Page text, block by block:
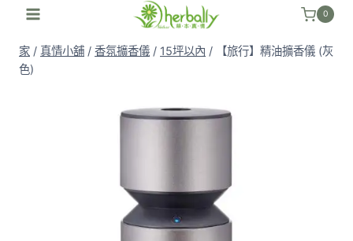
0
家 / 真情小舖 / 香氛擴香儀 / 15坪以內 /
【旅行】精油擴香儀 (灰
色)